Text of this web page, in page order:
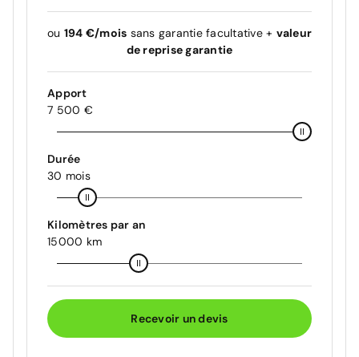
ou 194 €/mois sans garantie facultative + valeur
de reprise garantie
Apport
7 500 €
Durée
30 mois
Kilomètres par an
15000 km
Recevoir un devis